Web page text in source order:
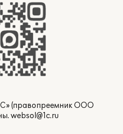
(правопреемник ООО
websol@1c.ru